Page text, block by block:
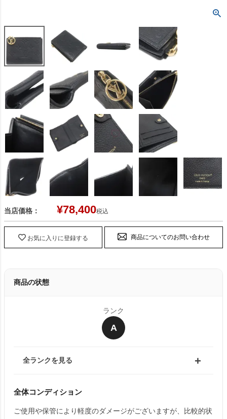
当店価格： ¥78,400税込
お気に入りに登録する 商品についてのお問い合わせ
商品の状態
ランク
A
全ランクを見る
全体コンディション
ご使用や保管により軽度のダメージがございますが、比較的状